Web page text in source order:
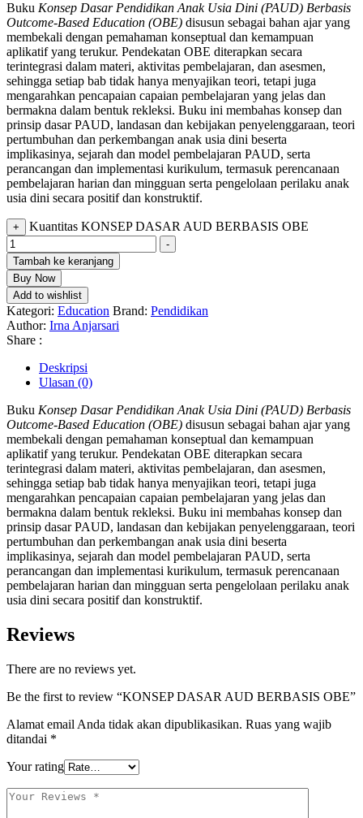
Buku Konsep Dasar Pendidikan Anak Usia Dini (PAUD) Berbasis
Outcome-Based Education (OBE) disusun sebagai bahan ajar yang
membekali dengan pemahaman konseptual dan kemampuan
aplikatif yang terukur. Pendekatan OBE diterapkan secara
terintegrasi dalam materi, aktivitas pembelajaran, dan asesmen,
sehingga setiap bab tidak hanya menyajikan teori, tetapi juga
mengarahkan pencapaian capaian pembelajaran yang jelas dan
bermakna dalam bentuk rekleksi. Buku ini membahas konsep dan
prinsip dasar PAUD, landasan dan kebijakan penyelenggaraan, teori
pertumbuhan dan perkembangan anak usia dini beserta
implikasinya, sejarah dan model pembelajaran PAUD, serta
perancangan dan implementasi kurikulum, termasuk perencanaan
pembelajaran harian dan mingguan serta pengelolaan perilaku anak
usia dini secara positif dan konstruktif.
+ Kuantitas KONSEP DASAR AUD BERBASIS OBE
-
Tambah ke keranjang
Buy Now
Add to wishlist
Kategori: Education Brand: Pendidikan
Author: Irna Anjarsari
Share :
Deskripsi
Ulasan (0)
Buku Konsep Dasar Pendidikan Anak Usia Dini (PAUD) Berbasis
Outcome-Based Education (OBE) disusun sebagai bahan ajar yang
membekali dengan pemahaman konseptual dan kemampuan
aplikatif yang terukur. Pendekatan OBE diterapkan secara
terintegrasi dalam materi, aktivitas pembelajaran, dan asesmen,
sehingga setiap bab tidak hanya menyajikan teori, tetapi juga
mengarahkan pencapaian capaian pembelajaran yang jelas dan
bermakna dalam bentuk rekleksi. Buku ini membahas konsep dan
prinsip dasar PAUD, landasan dan kebijakan penyelenggaraan, teori
pertumbuhan dan perkembangan anak usia dini beserta
implikasinya, sejarah dan model pembelajaran PAUD, serta
perancangan dan implementasi kurikulum, termasuk perencanaan
pembelajaran harian dan mingguan serta pengelolaan perilaku anak
usia dini secara positif dan konstruktif.
Reviews
There are no reviews yet.
Be the first to review “KONSEP DASAR AUD BERBASIS OBE”
Alamat email Anda tidak akan dipublikasikan. Ruas yang wajib
ditandai *
Your rating